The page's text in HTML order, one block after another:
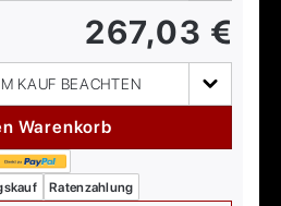
267,03 €
KAUF BEACHTEN
Warenkorb
Ratenzahlung